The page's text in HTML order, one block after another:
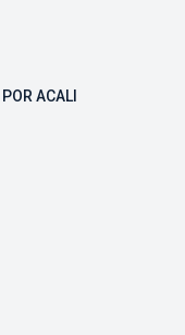
POR ACALI